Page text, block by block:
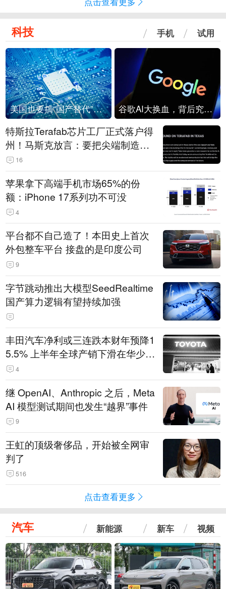
科技 手机 试用
美国也要搞“国产替代”？先算清三笔账 谷歌AI大换血，背后究竟发生了什么？
特斯拉Terafab芯片工厂正式落户得
州！马斯克放言：要把尖端制造带
回美国
16
苹果拿下高端手机市场65%的份
额：iPhone 17系列功不可没
4
平台都不自己造了！本田史上首次
外包整车平台 接盘的是印度公司
9
字节跳动推出大模型SeedRealtime
国产算力逻辑有望持续加强
丰田汽车净利或三连跌本财年预降1
5.5% 上半年全球产销下滑在华少卖
14.3万辆
4
继 OpenAI、Anthropic 之后，Meta
AI 模型测试期间也发生“越界”事件
9
王虹的顶级奢侈品，开始被全网审
判了
516
点击查看更多
汽车 新能源 新车 视频